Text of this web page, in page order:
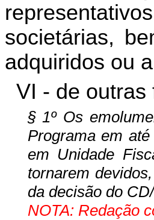
societárias,
adquiridos ou
VI - de
§ 1º Os
Programa em
em Unidade
tornarem
da decisão do
NOTA: Redação